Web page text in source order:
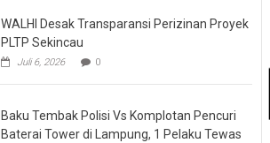
WALHI Desak Transparansi Perizinan Proyek
PLTP Sekincau
Juli 6, 2026 0
Baku Tembak Polisi Vs Komplotan Pencuri
Baterai Tower di Lampung, 1 Pelaku Tewas